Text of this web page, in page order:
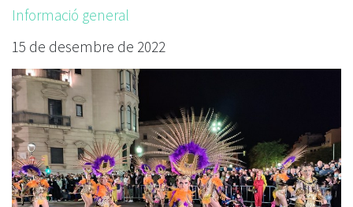
Informació general
15 de desembre de 2022